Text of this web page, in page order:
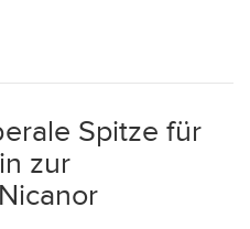
Spitze für
zur